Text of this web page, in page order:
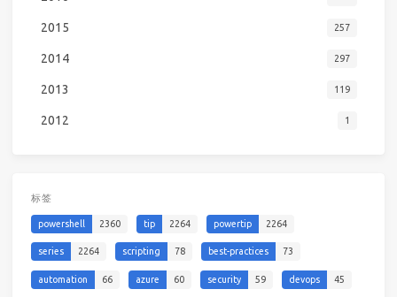
2015 257
2014 297
2013 119
2012 1
标签
powershell 2360 tip 2264 powertip 2264
series 2264 scripting 78 best-practices 73
automation 66 azure 60 security 59 devops 45